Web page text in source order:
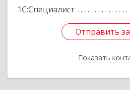
1С:Специалист
Отправить
Показать
Отправить
Назад